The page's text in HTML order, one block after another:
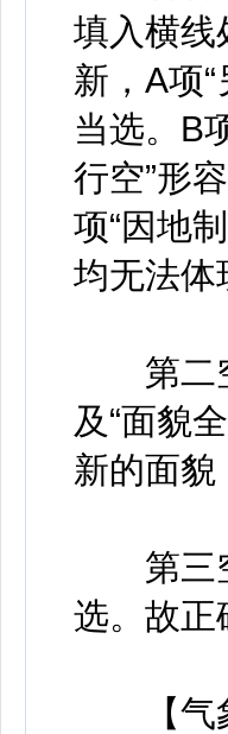
填入横线
新，A项
当选。B
行空”形
项“因地
均无法体
第二空
及“面貌
新的面貌
第三空
选。故正
【气象